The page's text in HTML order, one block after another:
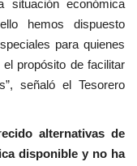
situación económica
hemos dispuesto
para quienes
propósito de facilitar
señaló el Tesorero
ecido alternativas de
disponible y no ha